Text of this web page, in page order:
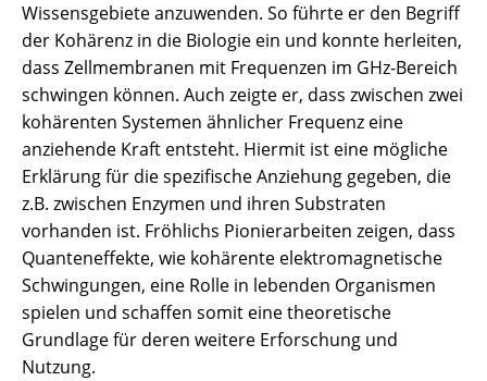
Wissensgebiete anzuwenden. So führte er den Begriff
der Kohärenz in die Biologie ein und konnte herleiten,
dass Zellmembranen mit Frequenzen im GHz-Bereich
schwingen können. Auch zeigte er, dass zwischen zwei
kohärenten Systemen ähnlicher Frequenz eine
anziehende Kraft entsteht. Hiermit ist eine mögliche
Erklärung für die spezifische Anziehung gegeben, die
z.B. zwischen Enzymen und ihren Substraten
vorhanden ist. Fröhlichs Pionierarbeiten zeigen, dass
Quanteneffekte, wie kohärente elektromagnetische
Schwingungen, eine Rolle in lebenden Organismen
spielen und schaffen somit eine theoretische
Grundlage für deren weitere Erforschung und
Nutzung.